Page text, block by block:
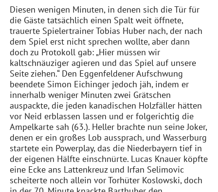
Diesen wenigen Minuten, in denen sich die Tür für
die Gäste tatsächlich einen Spalt weit öffnete,
trauerte Spielertrainer Tobias Huber nach, der nach
dem Spiel erst nicht sprechen wollte, aber dann
doch zu Protokoll gab: „Hier müssen wir
kaltschnäuziger agieren und das Spiel auf unsere
Seite ziehen.“ Den Eggenfeldener Aufschwung
beendete Simon Eichinger jedoch jäh, indem er
innerhalb weniger Minuten zwei Grätschen
auspackte, die jeden kanadischen Holzfäller hätten
vor Neid erblassen lassen und er folgerichtig die
Ampelkarte sah (63.). Heller brachte nun seine Joker,
denen er ein großes Lob aussprach, und Wasserburg
startete ein Powerplay, das die Niederbayern tief in
der eigenen Hälfte einschnürte. Lucas Knauer köpfte
eine Ecke ans Lattenkreuz und Irfan Selimovic
scheiterte noch allein vor Torhüter Koslowski, doch